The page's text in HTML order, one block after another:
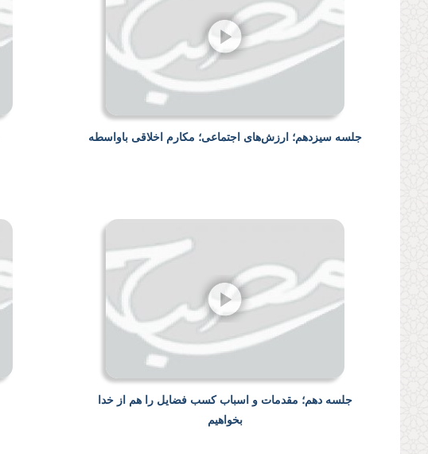
جلسه سیزدهم؛ ارزش‌های اجتماعی؛ مکارم اخلاقی باواسطه
جلسه دهم؛ مقدمات و اسباب کسب فضایل را هم از خدا
بخواهیم